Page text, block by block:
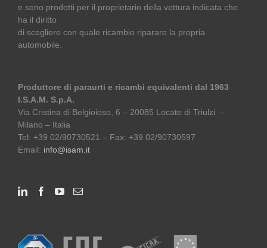
e sono prodotti per il proprietario della vettura indicata che
ha il diritto
di scegliere con quale ricambio riparare la propria
automobile.
Produttore di paraurti e ricambi equivalenti dal 1963
I.S.A.M. S.p.A.
Via Cristina di Belgioioso, 6 – 20085 Locate di Triulzi –
Milano – Italia
Tel: +39 02/90730521 – Fax: +39 02/90730597
Email: info@isam.it